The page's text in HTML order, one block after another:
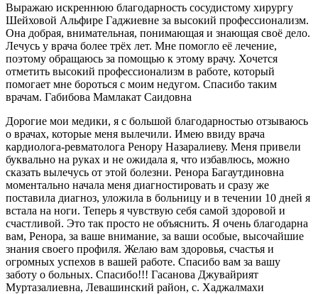
Выражаю искреннюю благодарность сосудистому хирургу
Шейховой Альфире Гаджиевне за высокий профессионализм.
Она добрая, внимательная, понимающая и знающая своё дело.
Лечусь у врача более трёх лет. Мне помогло её лечение,
поэтому обращаюсь за помощью к этому врачу. Хочется
отметить высокий профессионализм в работе, который
помогает мне бороться с моим недугом. Спасибо таким
врачам. Габибова Мамлакат Саидовна
Дорогие мои медики, я с большой благодарностью отзываюсь
о врачах, которые меня вылечили. Имею ввиду врача
кардиолога-ревматолога Ренору Назаралиеву. Меня привели
буквально на руках и не ожидала я, что избавлюсь, можно
сказать вылечусь от этой болезни. Ренора Багаутдиновна
моментально начала меня диагностировать и сразу же
поставила диагноз, уложила в больницу и в течении 10 дней я
встала на ноги. Теперь я чувствую себя самой здоровой и
счастливой. Это так просто не объяснить. Я очень благодарна
вам, Ренора, за ваше внимание, за ваши особые, высочайшие
знания своего профиля. Желаю вам здоровья, счастья и
огромных успехов в вашей работе. Спасибо вам за вашу
заботу о больных. Спасибо!!! Гасанова Джувайрият
Муртазалиевна, Левашинский район, с. Хаджалмахи